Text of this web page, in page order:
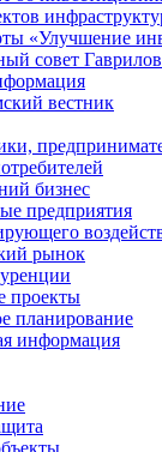
«Улучшение
совет
вестник
бизнес
предприятия
рынок
проекты
планирование
информация